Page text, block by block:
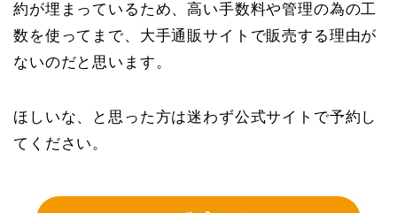
約が埋まっているため、高い手数料や管理の為の工
数を使ってまで、大手通販サイトで販売する理由が
ないのだと思います。
ほしいな、と思った方は迷わず公式サイトで予約し
てください。